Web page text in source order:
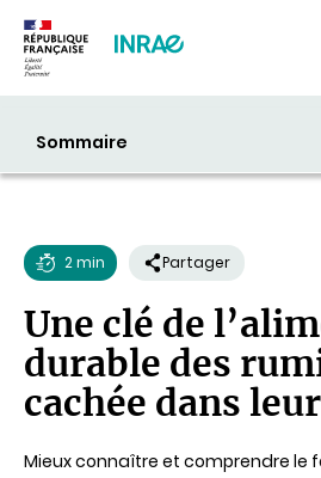
Sommaire
de
lecture
2 min Partager
Une clé de
durable des
cachée dans
Mieux connaître et comprendre le